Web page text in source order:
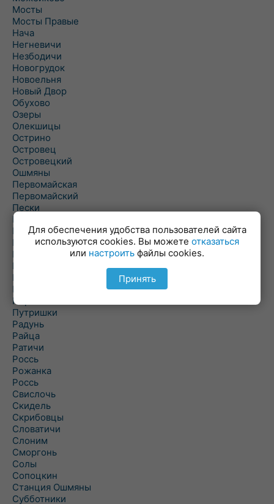
Мосты
Мосты Правые
Нача
Негневичи
Незбодичи
Новогрудок
Новоельня
Новый Двор
Обухово
Озеры
Олекшицы
Острино
Островец
Островецкий
Ошмяны
Первомайская
Первомайский
Пески
Петревичи
Погородно
Пограничный
Подлабенье
Подольцы
Подороск
Поречье
Порозово
Путришки
Радунь
Райца
Ратичи
Роcсь
Рожанка
Россь
Свислочь
Скидель
Скрибовцы
Словатичи
Слоним
Сморгонь
Солы
Сопоцкин
Станция Ошмяны
Субботники
Для обеспечения удобства пользователей сайта
используются cookies. Вы можете отказаться
или настроить файлы cookies.
Принять